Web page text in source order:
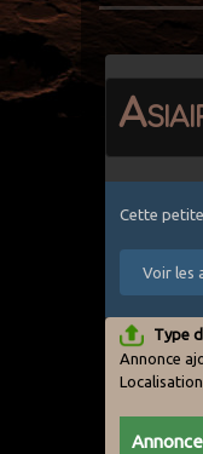
Cette
Voir les
Type
Annonce